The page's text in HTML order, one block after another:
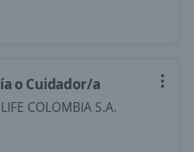
o Cuidador/a
COLOMBIA S.A.